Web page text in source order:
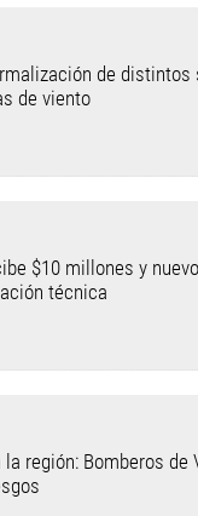
de
de viento
$10 millones y
técnica
región: Bomberos